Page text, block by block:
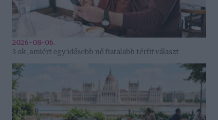
2026-08-06.
3 ok, amiért egy idősebb nő fiatalabb férfit választ